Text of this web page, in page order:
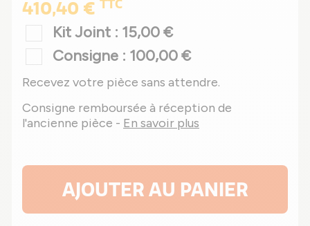
410,40 € TTC
Kit Joint : 15,00 €
Consigne : 100,00 €
Recevez votre pièce sans attendre.
Consigne remboursée à réception de
l'ancienne pièce - En savoir plus
AJOUTER AU PANIER